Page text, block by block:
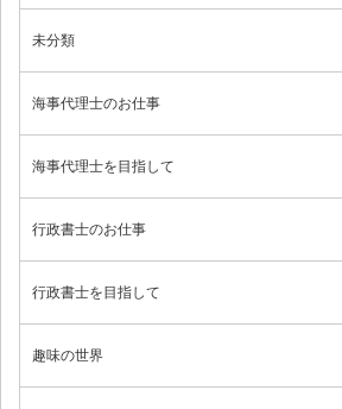
未分類
海事代理士のお仕事
海事代理士を目指して
行政書士のお仕事
行政書士を目指して
趣味の世界